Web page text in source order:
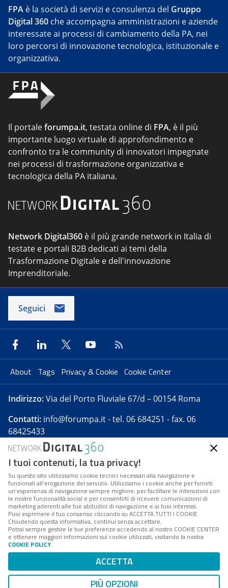
FPA è la società di servizi e consulenza del Gruppo
Digital 360 che accompagna amministrazioni e aziende
interessate ai processi di cambiamento della PA, nei
loro percorsi di innovazione tecnologica, istituzionale e
organizzativa.
Il portaleforumpa.it, testata online di FPA, è il più
importante luogo virtuale di approfondimento e
confronto tra le community di innovatori impegnate
nei processi di trasformazione organizzativa e
tecnologica della PA italiana.
Network Digital360 è il più grande network in Italia di
testate e portali B2B dedicati ai temi della
Trasformazione Digitale e dell'innovazione
Imprenditoriale.
Seguici
About Tags Privacy & Cookie Cookie Center
Indirizzo:Via del Porto Fluviale 67/d – 00154 Roma
Contatti: info@forumpa.it- tel. 06 684251 - fax. 06
68425433
Forumpa.itè una pubblicazione telematica iscritta
presso Registro della stampa del Tribunale di Roma -
Reg. n. 182 del 2 maggio 2008 - Direttore resp. Michela
Stentella
FPA s.r.l. è società soggetta a Direzione e
Coordinamento da parte di Digital360 S.p.A. - FPA s.r.l.
è un'azienda certificata per il sistema di management
Codice Fiscale/Partita IVA n. 10693191008 - R.E.A. Roma
n. 1249791. ISP AWS
Mappa del sito
I tuoi contenuti, la tua privacy!
Su questo sito utilizziamo cookie tecnici necessari alla navigazione e
funzionali all’erogazione del servizio. Utilizziamo i cookie anche per fornirti
un’esperienza di navigazione sempre migliore, per facilitare le interazioni con
le nostre funzionalità social e per consentirti di ricevere comunicazioni di
marketing aderenti alle tue abitudini di navigazione e ai tuoi interessi.
Puoi esprimere il tuo consenso cliccando su ACCETTA TUTTI I COOKIE.
Chiudendo questa informativa, continui senza accettare.
Potrai sempre gestire le tue preferenze accedendo al nostro COOKIE CENTER
e ottenere maggiori informazioni sui cookie utilizzati, visitando la nostra
COOKIE POLICY.
ACCETTA
PIÙ OPZIONI